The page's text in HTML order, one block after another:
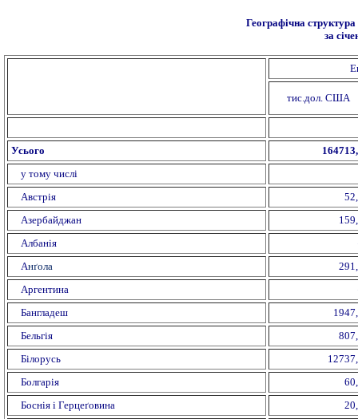
Географічна структура
за
тис.дол. США
Усього
у тому числі
Австрія
Азербайджан
Албанія
Анґола
Аргентина
Бангладеш
Бельгія
Білорусь
Болгарія
Боснія і Герцеґовина